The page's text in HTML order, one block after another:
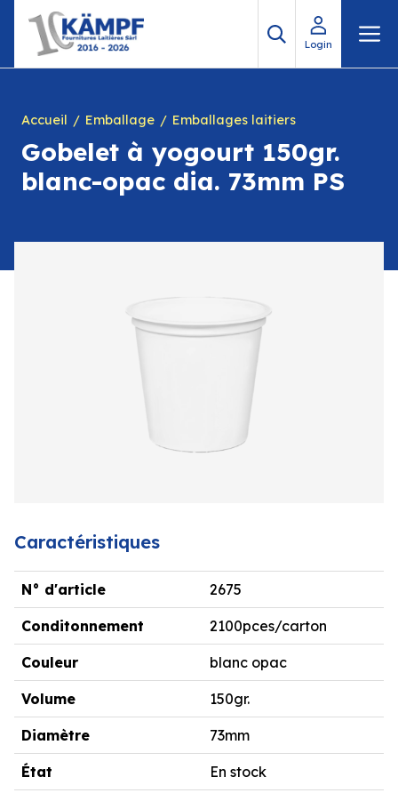
contenu
Login
Accueil Emballage Emballages laitiers
Gobelet à yogourt 150gr.
blanc-opac dia. 73mm PS
Caractéristiques
N° d'article 2675
Conditonnement 2100pces/carton
Couleur blanc opac
Volume 150gr.
Diamètre 73mm
État En stock